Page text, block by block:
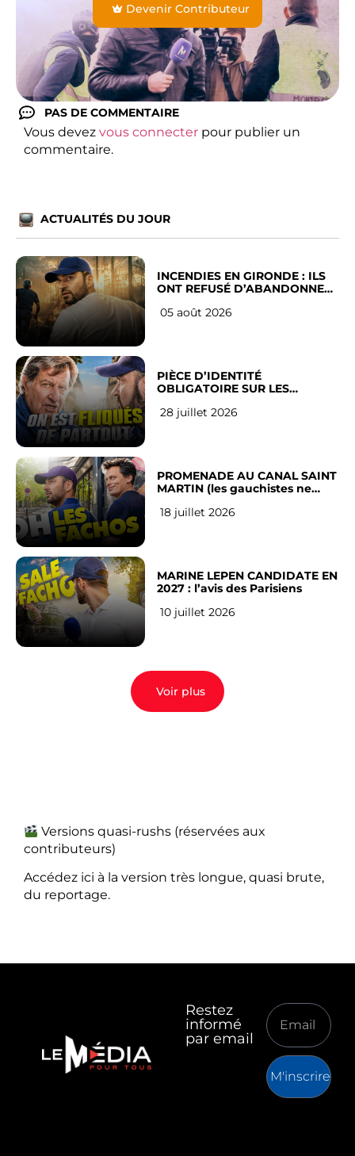
Devenir Contributeur
PAS DE COMMENTAIRE
Vous devez vous connecter pour publier un
commentaire.
ACTUALITÉS DU JOUR
INCENDIES EN GIRONDE : ILS
ONT REFUSÉ D’ABANDONNER
05 août 2026
PIÈCE D’IDENTITÉ
OBLIGATOIRE SUR LES
Français
28 juillet 2026
PROMENADE AU CANAL SAINT
MARTIN (les gauchistes ne
18 juillet 2026
MARINE LEPEN CANDIDATE EN
2027 : l’avis des Parisiens
10 juillet 2026
Voir plus
Versions quasi-rushs (réservées aux
contributeurs)
Accédez ici à la version très longue, quasi brute,
du reportage.
Restez
informé
par email
M'inscrire